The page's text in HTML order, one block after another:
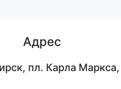
Адрес
пл. Карла Маркса,